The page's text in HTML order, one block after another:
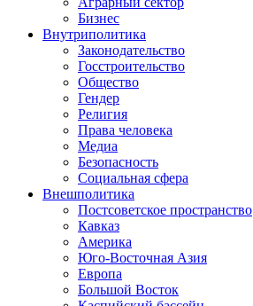
Бизнес
Внутриполитика
Законодательство
Госстроительство
Общество
Гендер
Религия
Права человека
Медиа
Безопасность
Социальная сфера
Внешполитика
Постсоветское пространство
Кавказ
Америка
Юго-Восточная Азия
Европа
Большой Восток